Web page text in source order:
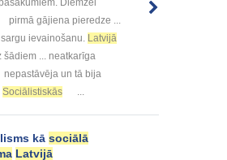
Diemžēl
pirmā gājiena pieredze ...
ievainošanu. Latvijā
šādiem ... neatkarīga
nepastāvēja un tā bija
Sociālistiskās ...
kā sociālā
Latvijā